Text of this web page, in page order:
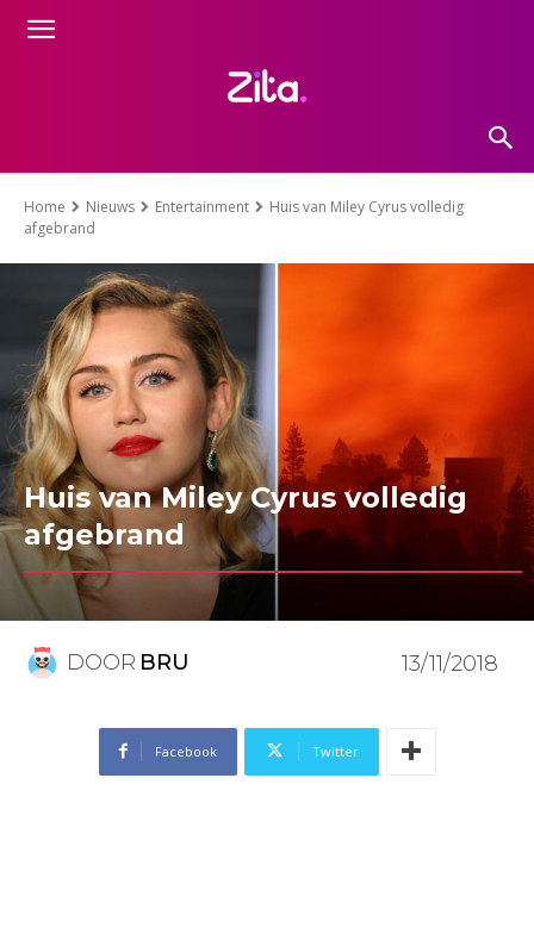
Home Nieuws Entertainment
Huis van Miley Cyrus volledig
afgebrand
Huis van Miley Cyrus volledig
afgebrand
DOOR BRU 13/11/2018
Facebook Twitter